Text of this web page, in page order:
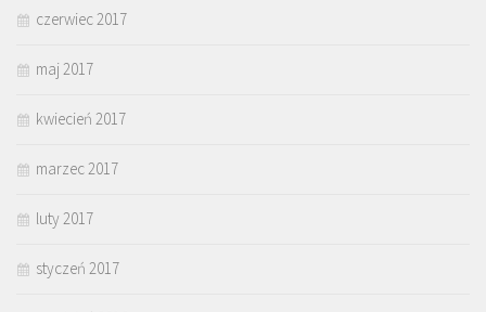
czerwiec 2017
maj 2017
kwiecień 2017
marzec 2017
luty 2017
styczeń 2017